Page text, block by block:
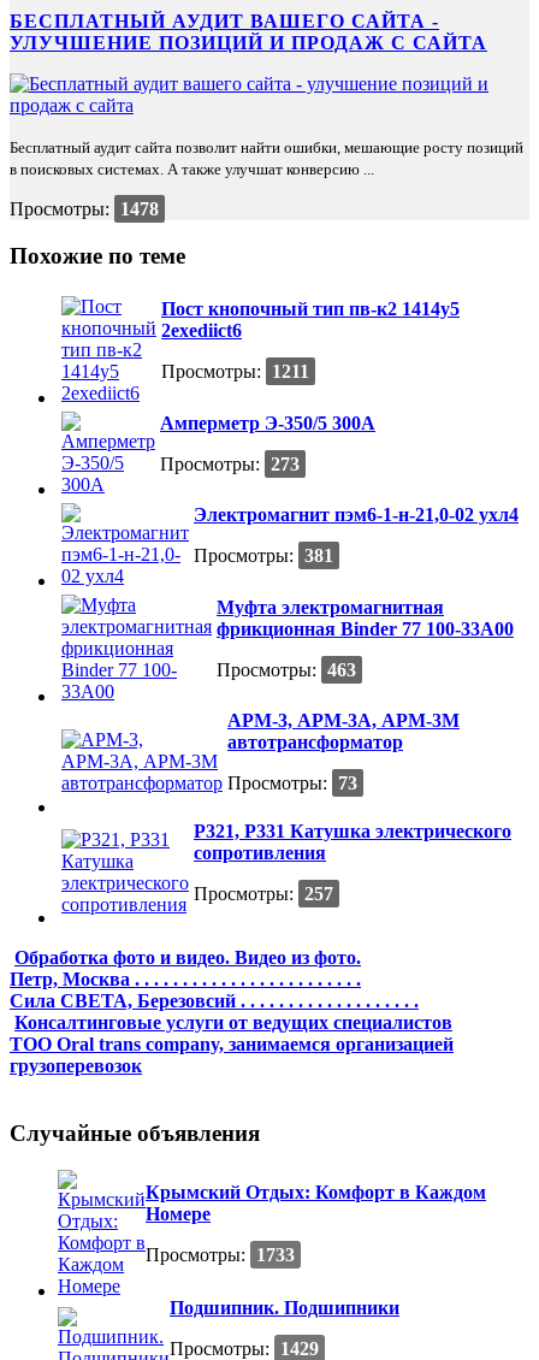
БЕСПЛАТНЫЙ АУДИТ ВАШЕГО САЙТА -
УЛУЧШЕНИЕ ПОЗИЦИЙ И ПРОДАЖ С САЙТА
Бесплатный аудит сайта позволит найти ошибки, мешающие росту позиций
в поисковых системах. А также улучшат конверсию ...
Просмотры: 1478
Похожие по теме
Пост кнопочный тип пв-к2 1414у5
2exеdiict6
Просмотры:
1211
Амперметр Э-350/5 300А
Просмотры: 273
Электромагнит пэм6-1-н-21,0-02 ухл4
Просмотры: 381
Муфта электромагнитная
фрикционная Binder 77 100-33A00
Просмотры: 463
АРМ-3, АРМ-3А, АРМ-3М
автотрансформатор
Просмотры:
73
Р321, Р331 Катушка электрического
сопротивления
Просмотры: 257
Обработка фото и видео. Видео из фото.
Петр, Москва . . . . . . . . . . . . . . . . . . . . . . . .
Сила СВЕТА, Березовсий . . . . . . . . . . . . . . . . . . .
Консалтинговые услуги от ведущих специалистов
ТОО Oral trans company, занимаемся организацией
грузоперевозок
Случайные объявления
Крымский Отдых: Комфорт в Каждом
Номере
Просмотры:
1733
Подшипник. Подшипники
Просмотры:
1429